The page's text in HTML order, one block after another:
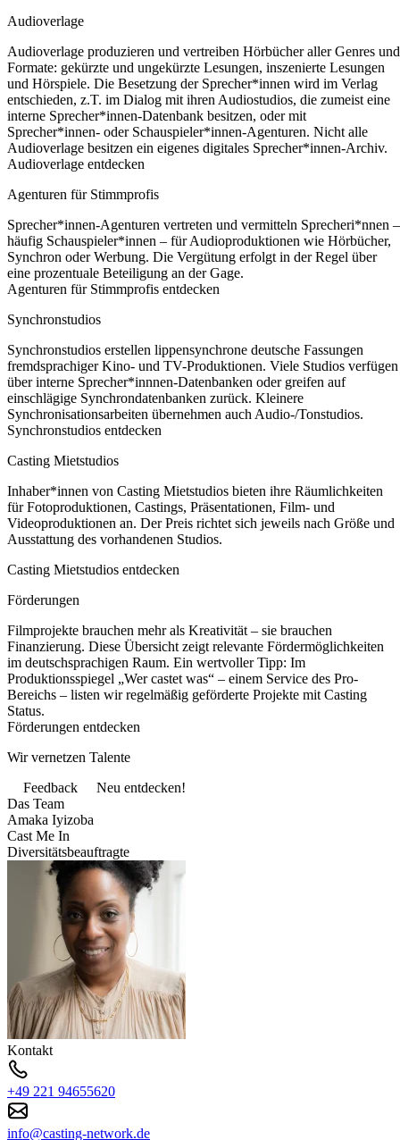
Audioverlage
Audioverlage produzieren und vertreiben Hörbücher aller Genres und
Formate: gekürzte und ungekürzte Lesungen, inszenierte Lesungen
und Hörspiele. Die Besetzung der Sprecher*innen wird im Verlag
entschieden, z.T. im Dialog mit ihren Audiostudios, die zumeist eine
interne Sprecher*innen-Datenbank besitzen, oder mit
Sprecher*innen- oder Schauspieler*innen-Agenturen. Nicht alle
Audioverlage besitzen ein eigenes digitales Sprecher*innen-Archiv.
Audioverlage entdecken
Agenturen für Stimmprofis
Sprecher*innen-Agenturen vertreten und vermitteln Sprecheri*nnen –
häufig Schauspieler*innen – für Audioproduktionen wie Hörbücher,
Synchron oder Werbung. Die Vergütung erfolgt in der Regel über
eine prozentuale Beteiligung an der Gage.
Agenturen für Stimmprofis entdecken
Synchronstudios
Synchronstudios erstellen lippensynchrone deutsche Fassungen
fremdsprachiger Kino- und TV-Produktionen. Viele Studios verfügen
über interne Sprecher*innnen-Datenbanken oder greifen auf
einschlägige Synchrondatenbanken zurück. Kleinere
Synchronisationsarbeiten übernehmen auch Audio-/Tonstudios.
Synchronstudios entdecken
Casting Mietstudios
Inhaber*innen von Casting Mietstudios bieten ihre Räumlichkeiten
für Fotoproduktionen, Castings, Präsentationen, Film- und
Videoproduktionen an. Der Preis richtet sich jeweils nach Größe und
Ausstattung des vorhandenen Studios.
Casting Mietstudios entdecken
Förderungen
Filmprojekte brauchen mehr als Kreativität – sie brauchen
Finanzierung. Diese Übersicht zeigt relevante Fördermöglichkeiten
im deutschsprachigen Raum. Ein wertvoller Tipp: Im
Produktionsspiegel „Wer castet was“ – einem Service des Pro-
Bereichs – listen wir regelmäßig geförderte Projekte mit Casting
Status.
Förderungen entdecken
Wir vernetzen Talente
Feedback
Neu entdecken!
Das Team
Amaka Iyizoba
Cast Me In
Diversitätsbeauftragte
Kontakt
+49 221 94655620
info@casting-network.de